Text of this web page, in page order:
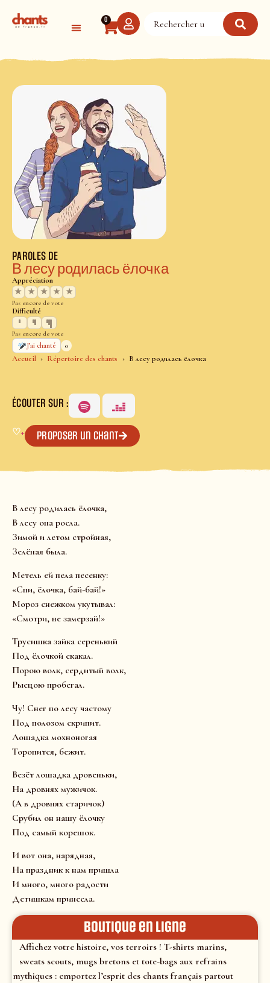
0
Accueil Répertoire des chants В лесу родилась ёлочка
PAROLES DE
В лесу родилась ёлочка
Appréciation
★
★ ★ ★ ★
Pas encore de vote
Difficulté
Pas encore de vote
J’ai chanté
0
ÉCOUTER SUR :
♡+ Proposer un chant
В лесу родилась ёлочка,
В лесу она росла.
Зимой и летом стройная,
Зелёная была.
Метель ей пела песенку:
«Спи, ёлочка, бай-бай!»
Мороз снежком укутывал:
«Смотри, не замерзай!»
Трусишка зайка серенький
Под ёлочкой скакал.
Порою волк, сердитый волк,
Рысцою пробегал.
Чу! Снег по лесу частому
Под полозом скрипит.
Лошадка мохноногая
Торопится, бежит.
Везёт лошадка дровеньки,
На дровнях мужичок.
(А в дровнях старичок)
Срубил он нашу ёлочку
Под самый корешок.
И вот она, нарядная,
На праздник к нам пришла
И много, много радости
Детишкам принесла.
Boutique en ligne
Affichez votre histoire, vos terroirs ! T-shirts marins,
sweats scouts, mugs bretons et tote-bags aux refrains
mythiques : emportez l’esprit des chants français partout